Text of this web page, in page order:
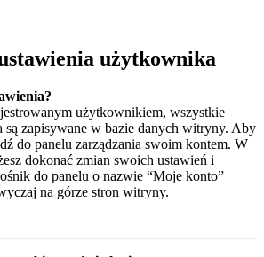
użytkownika
użytkownikiem, wszystkie
są zapisywane w bazie danych witryny. Aby
do panelu zarządzania swoim kontem. W
dokonać zmian swoich ustawień i
do panelu o nazwie “Moje konto”
na górze stron witryny.